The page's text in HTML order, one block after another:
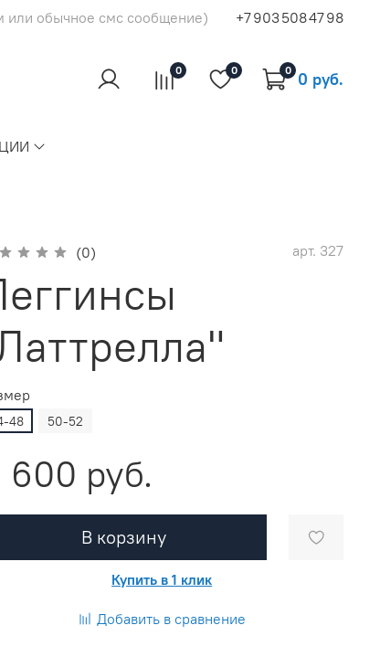
или обычное смс сообщение) +7 903 508 47 98
0 0 0 0 руб.
(0) арт. 327
48 50-52
600 руб.
В корзину
Купить в 1 клик
Добавить в сравнение